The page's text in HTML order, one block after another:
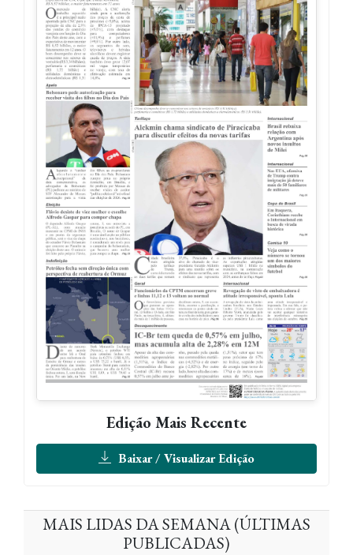
Edição Mais Recente
Baixar / Visualizar Edição
MAIS LIDAS DA SEMANA (ÚLTIMAS
PUBLICADAS)